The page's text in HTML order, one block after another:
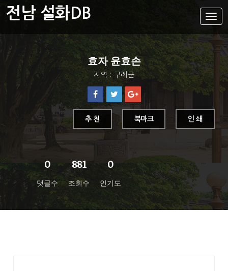
설
화
메
뉴
전남 설화DB
설화DB
통합검색
지역별
효자 윤효손
지역 : 구례군
0
댓글수
881
조회수
0
인기도
추 천 북마크 인 쇄